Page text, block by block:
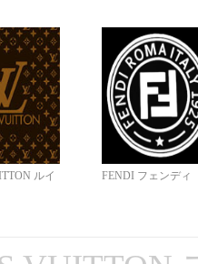
ルイ
FENDI フェンディ